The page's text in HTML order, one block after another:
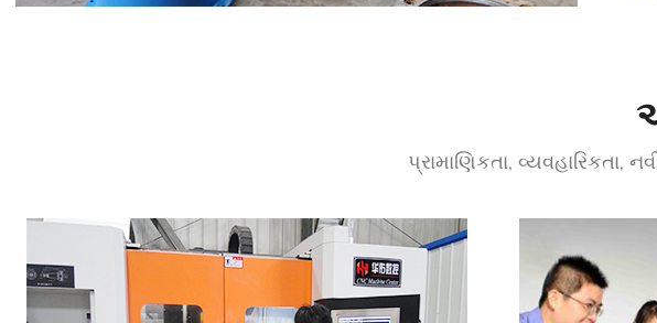
પ્રામાણિકતા, વ્યવહારિકતા,